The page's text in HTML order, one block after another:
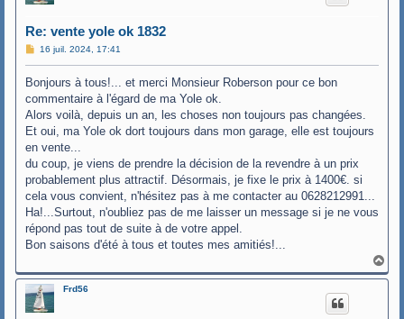
Re: vente yole ok 1832
M
s
g
e
16 juil. 2024, 17:41
Bonjours à tous!... et merci Monsieur Roberson pour ce bon
commentaire à l'égard de ma Yole ok.
Alors voilà, depuis un an, les choses non toujours pas changées.
Et oui, ma Yole ok dort toujours dans mon garage, elle est toujours
en vente...
du coup, je viens de prendre la décision de la revendre à un prix
probablement plus attractif. Désormais, je fixe le prix à 1400€. si
cela vous convient, n'hésitez pas à me contacter au 0628212991...
Ha!...Surtout, n'oubliez pas de me laisser un message si je ne vous
répond pas tout de suite à de votre appel.
Bon saisons d'été à tous et toutes mes amitiés!...
a
u
Frd56